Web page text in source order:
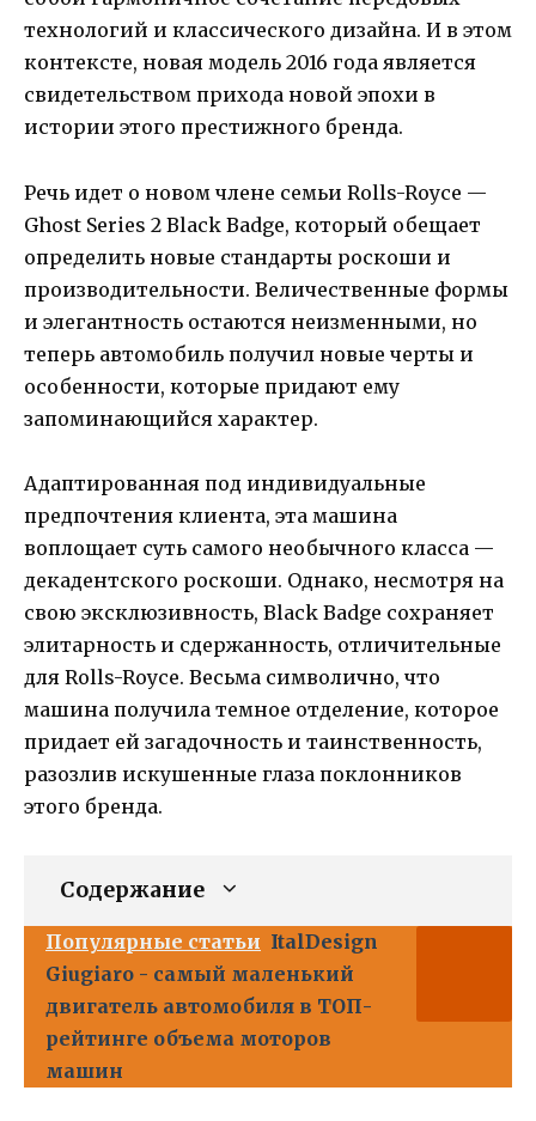
технологий и классического дизайна. И в этом
контексте, новая модель 2016 года является
свидетельством прихода новой эпохи в
истории этого престижного бренда.
Речь идет о новом члене семьи Rolls-Royce —
Ghost Series 2 Black Badge, который обещает
определить новые стандарты роскоши и
производительности. Величественные формы
и элегантность остаются неизменными, но
теперь автомобиль получил новые черты и
особенности, которые придают ему
запоминающийся характер.
Адаптированная под индивидуальные
предпочтения клиента, эта машина
воплощает суть самого необычного класса —
декадентского роскоши. Однако, несмотря на
свою эксклюзивность, Black Badge сохраняет
элитарность и сдержанность, отличительные
для Rolls-Royce. Весьма символично, что
машина получила темное отделение, которое
придает ей загадочность и таинственность,
разозлив искушенные глаза поклонников
этого бренда.
Содержание
Популярные статьи ItalDesign
Giugiaro - самый маленький
двигатель автомобиля в ТОП-
рейтинге объема моторов
машин